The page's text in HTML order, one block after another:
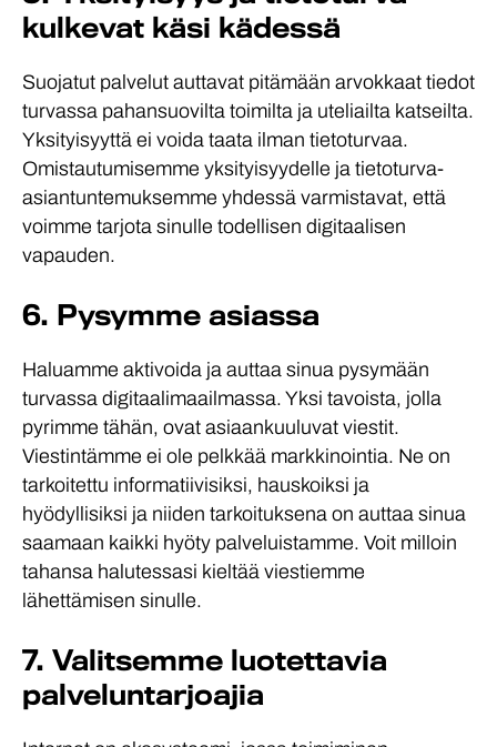
kulkevat käsi kädessä
Suojatut palvelut auttavat pitämään arvokkaat tiedot
turvassa pahan­suovilta toimilta ja uteliailta katseilta.
Yksityisyyttä ei voida taata ilman tieto­turvaa.
Omistautumisemme yksityisyydelle ja tietoturva-
asian­tuntemuksemme yhdessä varmistavat, että
voimme tarjota sinulle todellisen digitaalisen
vapauden.
6. Pysymme asiassa
Haluamme aktivoida ja auttaa sinua pysymään
turvassa digitaali­maailmassa. Yksi tavoista, jolla
pyrimme tähän, ovat asiaan­kuuluvat viestit.
Viestintämme ei ole pelkkää markkinointia. Ne on
tarkoitettu informatiivisiksi, hauskoiksi ja
hyödyllisiksi ja niiden tarkoituksena on auttaa sinua
saamaan kaikki hyöty palveluistamme. Voit milloin
tahansa halutessasi kieltää viestiemme
lähettämisen sinulle.
7. Valitsemme luotettavia
palveluntarjoajia